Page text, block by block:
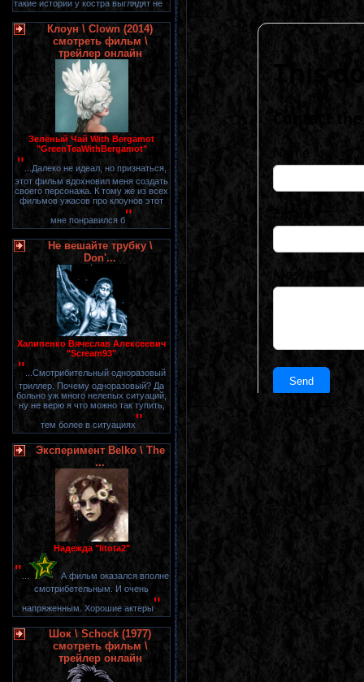
такие истории у костра выглядят не
Клоун \ Clown (2014)
смотреть фильм \
трейлер онлайн
Зелёный Чай With Bergamot
"GreenTeaWithBergamot"
" ...Далеко не идеал, но признаться,
этот фильм вдохновил меня создать
своего персонажа. К тому же из всех
фильмов ужасов про клоунов этот
мне понравился б"
Не вешайте трубку \
Don'...
Халипенко Вячеслав Алексеевич
"Scream93"
" ...Смотрибительный одноразовый
триллер. Почему одноразовый? Да
больно уж много нелепых ситуаций,
ну не верю я что можно так тупить,
тем более в ситуациях"
Эксперимент Belko \ The
...
Надежда "litota2"
"
А фильм оказался вполне
смотрибетельным. И очень
напряженным. Хорошие актеры"
Шок \ Schock (1977)
смотреть фильм \
трейлер онлайн